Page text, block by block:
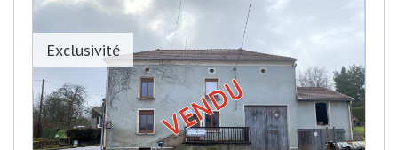
Exclusivité